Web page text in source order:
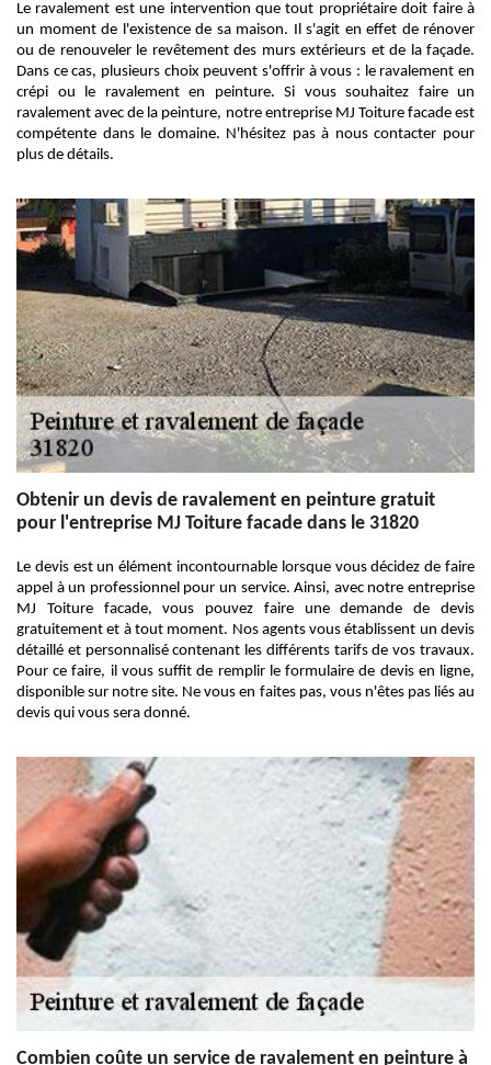
Le ravalement est une intervention que tout propriétaire doit faire à
un moment de l'existence de sa maison. Il s'agit en effet de rénover
ou de renouveler le revêtement des murs extérieurs et de la façade.
Dans ce cas, plusieurs choix peuvent s'offrir à vous : le ravalement en
crépi ou le ravalement en peinture. Si vous souhaitez faire un
ravalement avec de la peinture, notre entreprise MJ Toiture facade est
compétente dans le domaine. N'hésitez pas à nous contacter pour
plus de détails.
Obtenir un devis de ravalement en peinture gratuit
pour l'entreprise MJ Toiture facade dans le 31820
Le devis est un élément incontournable lorsque vous décidez de faire
appel à un professionnel pour un service. Ainsi, avec notre entreprise
MJ Toiture facade, vous pouvez faire une demande de devis
gratuitement et à tout moment. Nos agents vous établissent un devis
détaillé et personnalisé contenant les différents tarifs de vos travaux.
Pour ce faire, il vous suffit de remplir le formulaire de devis en ligne,
disponible sur notre site. Ne vous en faites pas, vous n'êtes pas liés au
devis qui vous sera donné.
Combien coûte un service de ravalement en peinture à